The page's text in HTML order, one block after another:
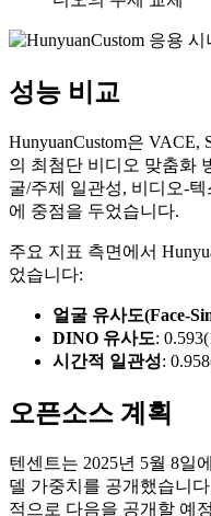
성능 비교
HunyuanCustom은 VACE,
의 최첨단 비디오 맞춤화
굴/주제 일관성, 비디오-
에 중점을 두었습니다.
주요 지표 측면에서
었습니다:
얼굴 유사도(Face-
DINO 유사도:
시간적 일관성:
오픈소스 계획
텐센트는 2025년 5월 8일
델 가중치를 공개했습니
적으로 다음을 공개할 예